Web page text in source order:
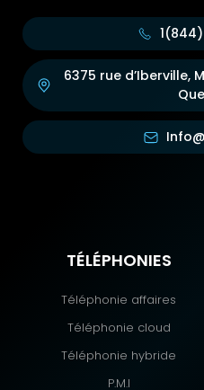
6375 rue d’Iberville,
TÉLÉPHONIES
Téléphonie affaires
Téléphonie cloud
Téléphonie hybride
P.M.I